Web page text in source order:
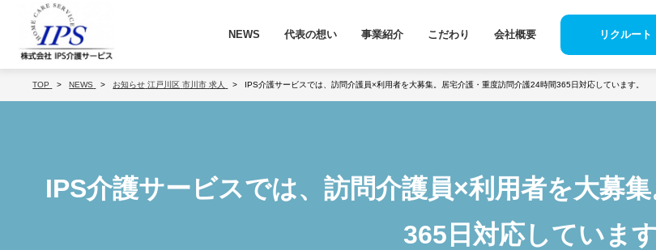
NEWS 代表の想い 事業紹介 こだわり 会社概要 リクルート
TOP NEWS お知らせ 江戸川区 市川市 求人 IPS介護サービスでは、訪問介護員×利用者を大募集。居宅介護・重度訪問介護24時間365日対応しています。
IPS介護サービスでは、訪問介護員×利用者を大募
365日対応しています